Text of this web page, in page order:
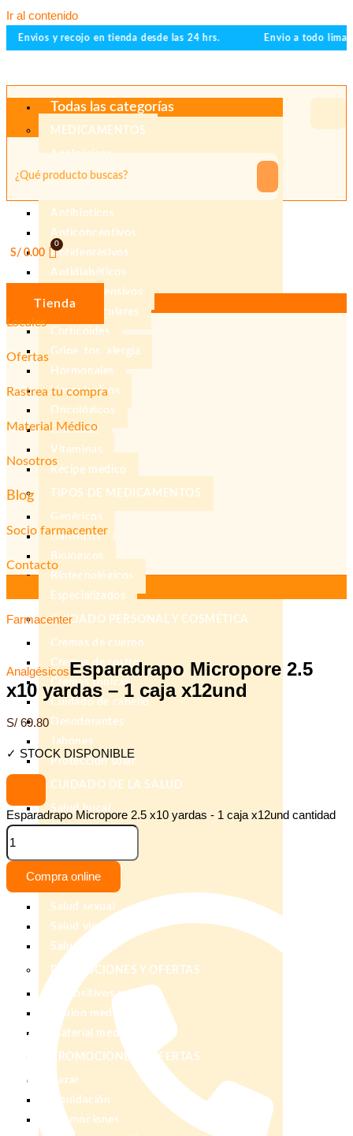
Ir al contenido
Envios y recojo en tienda desde las 24 hrs. Envio a todo lima
Todas las categorías
MEDICAMENTOS
Analgésicos
Ansiolíticos
Antibioticos
Anticonceptivos
Antidepresivos
Antidiabéticos
Antihipertensivos
Cardiovasculares
Corticoides
Gripe, tos, alergia
Hormonales
Neurologicos
Oncológicos
Obesidad
Vitaminas
Récipe medico
TIPOS DE MEDICAMENTOS
Genéricos
Galenicos
Biológicos
Biotecnológicos
Especializados
CUIDADO PERSONAL Y COSMÉTICA
Cremas de cuerpo
Cremas de rostro
Cremas topicas
Cuidado de cabello
Desodorantes
Jabones
Protección solar
CUIDADO DE LA SALUD
Salud bucal
Salud digestiva
Salud hombre
Salud infantil
Salud sexual
Salud visual
Salud master
PROMOCIONES Y OFERTAS
Dispositivos médicos
Equipo medico
Material medico
PROMOCIONES Y OFERTAS
Bazar
Liquidación
Promociones
S/ 0.00
Tienda
Locales
Ofertas
Rastrea tu compra
Material Médico
Nosotros
Blog
Socio farmacenter
Contacto
Farmacenter
AnalgésicosEsparadrapo Micropore 2.5
x10 yardas – 1 caja x12und
S/ 69.80
✓ STOCK DISPONIBLE
Esparadrapo Micropore 2.5 x10 yardas - 1 caja x12und cantidad
Compra online